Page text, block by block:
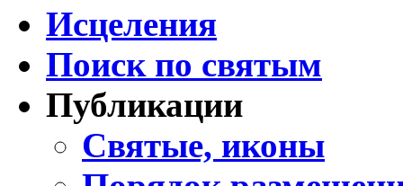
Исцеления
Поиск по святым
Публикации
Святые, иконы